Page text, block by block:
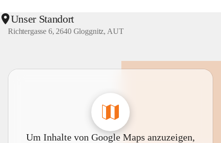
Unser Standort
Richtergasse 6, 2640 Gloggnitz, AUT
Um Inhalte von Google Maps anzuzeigen,